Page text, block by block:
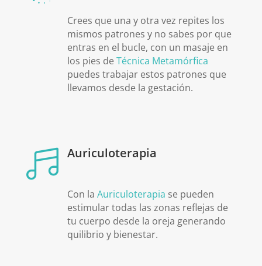
Crees que una y otra vez repites los
mismos patrones y no sabes por que
entras en el bucle, con un masaje en
los pies de Técnica Metamórfica
puedes trabajar estos patrones que
llevamos desde la gestación.
 Auriculoterapia
Con la Auriculoterapia se pueden
estimular todas las zonas reflejas de
tu cuerpo desde la oreja generando
quilibrio y bienestar.